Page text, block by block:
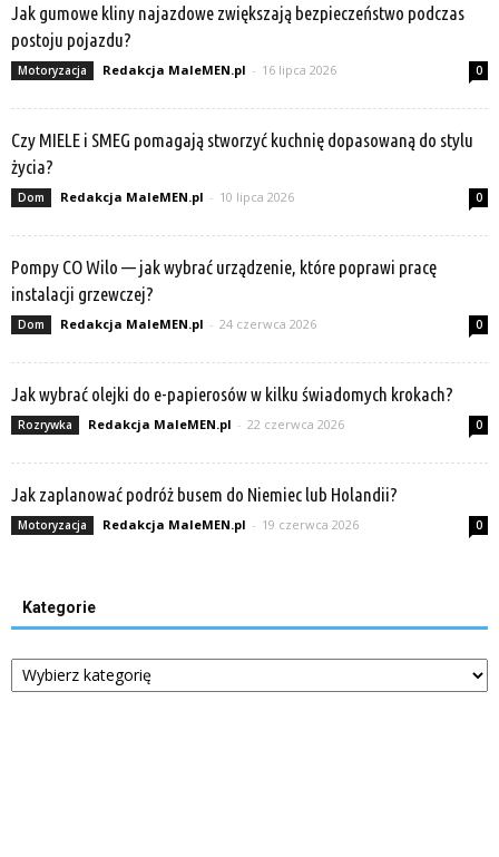
Jak gumowe kliny najazdowe zwiększają bezpieczeństwo podczas
postoju pojazdu?
Motoryzacja Redakcja MaleMEN.pl - 16 lipca 2026 0
Czy MIELE i SMEG pomagają stworzyć kuchnię dopasowaną do stylu
życia?
Dom Redakcja MaleMEN.pl - 10 lipca 2026 0
Pompy CO Wilo — jak wybrać urządzenie, które poprawi pracę
instalacji grzewczej?
Dom Redakcja MaleMEN.pl - 24 czerwca 2026 0
Jak wybrać olejki do e-papierosów w kilku świadomych krokach?
Rozrywka Redakcja MaleMEN.pl - 22 czerwca 2026 0
Jak zaplanować podróż busem do Niemiec lub Holandii?
Motoryzacja Redakcja MaleMEN.pl - 19 czerwca 2026 0
Kategorie
Kategorie